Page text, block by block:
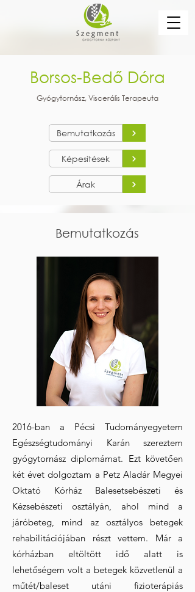
Borsos-Bedő Dóra
Gyógytornász, Viscerális Terapeuta
Bemutatkozás
Képesítések
Árak
Bemutatkozás
2016-ban a Pécsi Tudományegyetem
Egészségtudományi Karán szereztem
gyógytornász diplomámat. Ezt követően
két évet dolgoztam a Petz Aladár Megyei
Oktató Kórház Balesetsebészeti és
Kézsebészeti osztályán, ahol mind a
járóbeteg, mind az osztályos betegek
rehabilitációjában részt vettem. Már a
kórházban eltöltött idő alatt is
lehetőségem volt a betegek közvetlenül a
műtét/baleset utáni fizioterápiás